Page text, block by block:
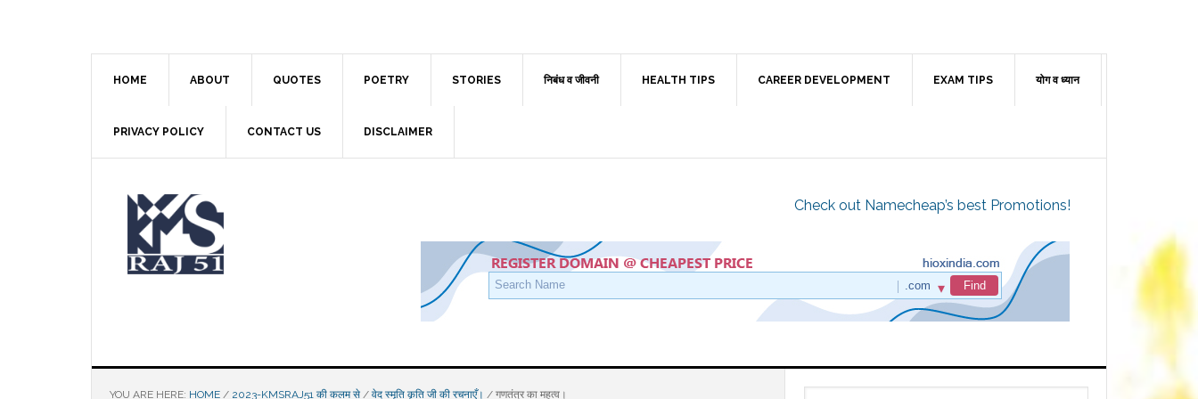
HOME ABOUT QUOTES POETRY STORIES निबंध व जीवनी HEALTH TIPS CAREER DEVELOPMENT EXAM TIPS योग व ध्यान
PRIVACY POLICY CONTACT US DISCLAIMER
Check out Namecheap’s best Promotions!
YOU ARE HERE: HOME / 2023-KMSRAJ51 की कलम से / वेद स्मृति कृति जी की रचनाएँ। / गणतंत्र का महत्व।
Primary